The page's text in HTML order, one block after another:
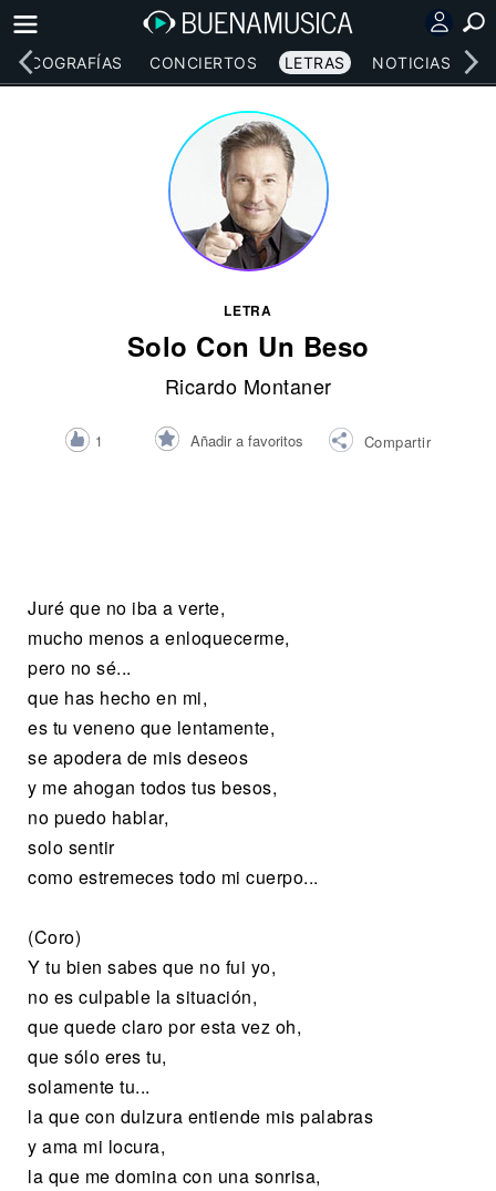
DISCOGRAFÍAS CONCIERTOS LETRAS NOTICIAS
LETRA
Solo Con Un Beso
Ricardo Montaner
1 Añadir a favoritos Compartir
Juré que no iba a verte,
mucho menos a enloquecerme,
pero no sé...
que has hecho en mi,
es tu veneno que lentamente,
se apodera de mis deseos
y me ahogan todos tus besos,
no puedo hablar,
solo sentir
como estremeces todo mi cuerpo...
(Coro)
Y tu bien sabes que no fui yo,
no es culpable la situación,
que quede claro por esta vez oh,
que sólo eres tu,
solamente tu...
la que con dulzura entiende mis palabras
y ama mi locura,
la que me domina con una sonrisa,